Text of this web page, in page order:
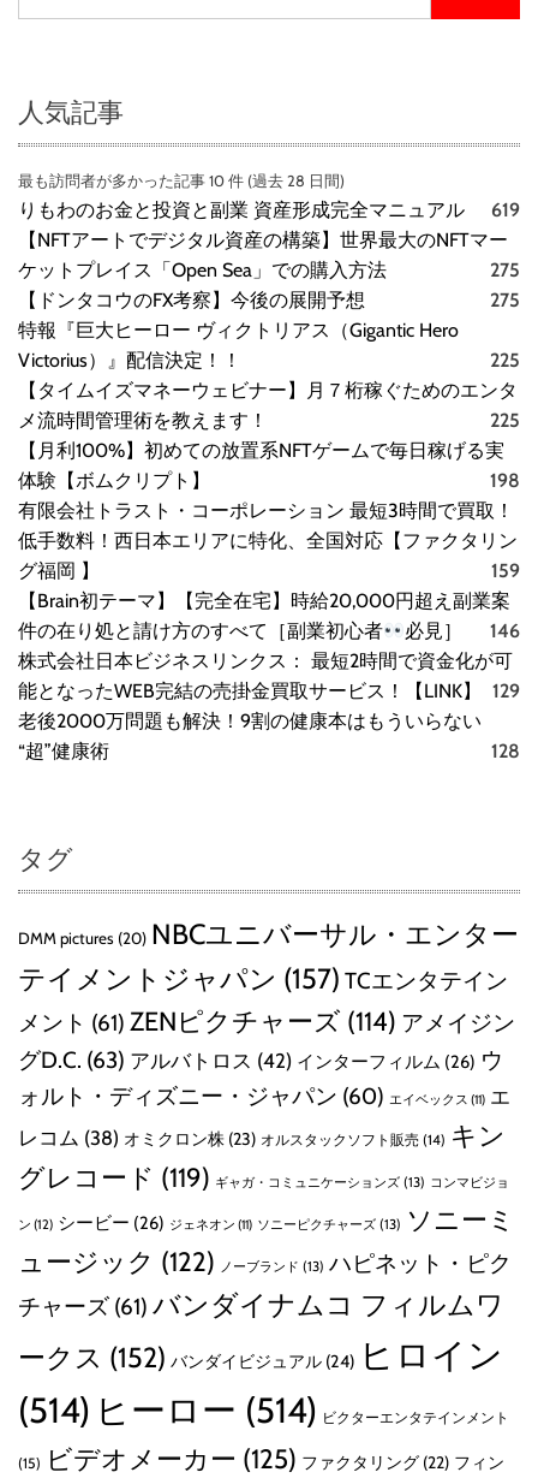
人気記事
最も訪問者が多かった記事 10 件 (過去 28 日間)
りもわのお金と投資と副業 資産形成完全マニュアル
619
【NFTアートでデジタル資産の構築】世界最大のNFTマー
ケットプレイス「Open Sea」での購入方法
275
【ドンタコウのFX考察】今後の展開予想
275
特報『巨大ヒーロー ヴィクトリアス（Gigantic Hero
Victorius）』配信決定！！
225
【タイムイズマネーウェビナー】月７桁稼ぐためのエンタ
メ流時間管理術を教えます！
225
【月利100%】初めての放置系NFTゲームで毎日稼げる実
体験【ボムクリプト】
198
有限会社トラスト・コーポレーション 最短3時間で買取！
低手数料！西日本エリアに特化、全国対応【ファクタリン
グ福岡 】
159
【Brain初テーマ】【完全在宅】時給20,000円超え副業案
件の在り処と請け方のすべて［副業初心者
必見］
146
株式会社日本ビジネスリンクス： 最短2時間で資金化が可
能となったWEB完結の売掛金買取サービス！【LINK】
129
老後2000万問題も解決！9割の健康本はもういらない
“超”健康術
128
タグ
DMM pictures (20) NBCユニバーサル・エンター
テイメントジャパン (157) TCエンタテイン
メント (61) ZENピクチャーズ (114) アメイジン
グD.C. (63) アルバトロス (42) インターフィルム (26) ウ
ォルト・ディズニー・ジャパン (60) エイベックス (11) エ
レコム (38) オミクロン株 (23) オルスタックソフト販売 (14) キン
グレコード (119) ギャガ・コミュニケーションズ (13) コンマビジョ
ン (12) シービー (26) ジェネオン (11) ソニーピクチャーズ (13) ソニーミ
ュージック (122) ノーブランド (13) ハピネット・ピク
チャーズ (61) バンダイナムコ フィルムワ
ークス (152) バンダイビジュアル (24) ヒロイン
(514) ヒーロー (514) ビクターエンタテインメント
(15) ビデオメーカー (125) ファクタリング (22) フィン